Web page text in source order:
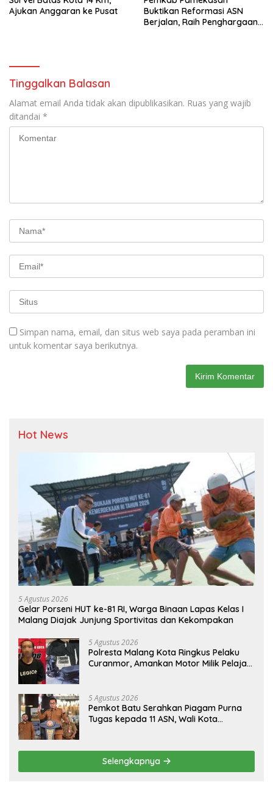
Ajukan Anggaran ke Pusat
Buktikan Reformasi ASN
Berjalan, Raih Penghargaan
Tinggalkan Balasan
Alamat email Anda tidak akan dipublikasikan. Ruas yang wajib
ditandai *
Simpan nama, email, dan situs web saya pada peramban ini
untuk komentar saya berikutnya.
Hot News
5 Agustus 2026
Gelar Porseni HUT ke-81 RI, Warga Binaan Lapas Kelas I
Malang Diajak Junjung Sportivitas dan Kekompakan
5 Agustus 2026
Polresta Malang Kota Ringkus Pelaku
Curanmor, Amankan Motor Milik Pelajar
5 Agustus 2026
Pemkot Batu Serahkan Piagam Purna
Tugas kepada 11 ASN, Wali Kota
Selengkapnya